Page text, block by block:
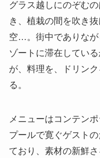
グラス越しにのぞむ
き、植栽の間を吹き
空…。街中でありなが
ゾートに滞在してい
が、料理を、ドリン
る。
メニューはコンテン
プールで寛ぐゲスト
ており、素材の新鮮